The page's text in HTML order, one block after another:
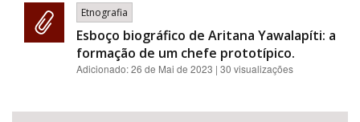
Etnografia
Esboço biográfico de Aritana Yawalapíti: a
formação de um chefe prototípico.
Adicionado:26 de Mai de 2023 | 30 visualizações